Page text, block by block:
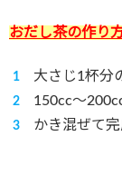
おだし茶の作り
大さじ1杯分
150cc～
かき混ぜて